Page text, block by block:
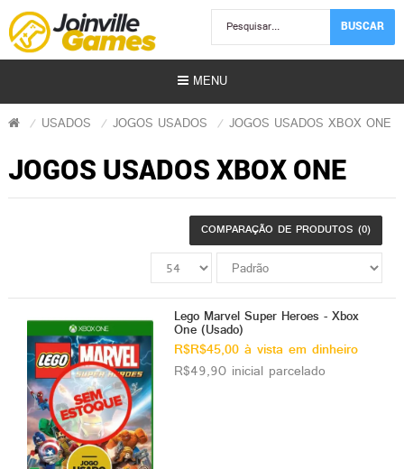
| Gift Card)
gamer)
BUSCAR
MENU
USADOS JOGOS USADOS JOGOS USADOS XBOX ONE
JOGOS USADOS XBOX ONE
COMPARAÇÃO DE PRODUTOS (0)
Lego Marvel Super Heroes - Xbox
One (Usado)
R$R$45,00 à vista em dinheiro
R$49,90 inicial parcelado